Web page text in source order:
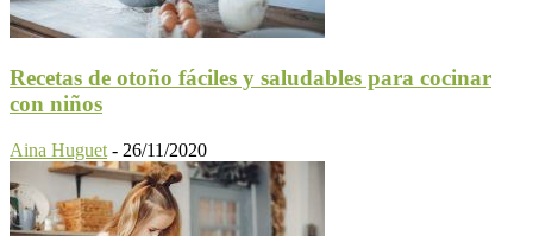
Recetas de otoño fáciles y saludables para cocinar
con niños
Aina Huguet - 26/11/2020